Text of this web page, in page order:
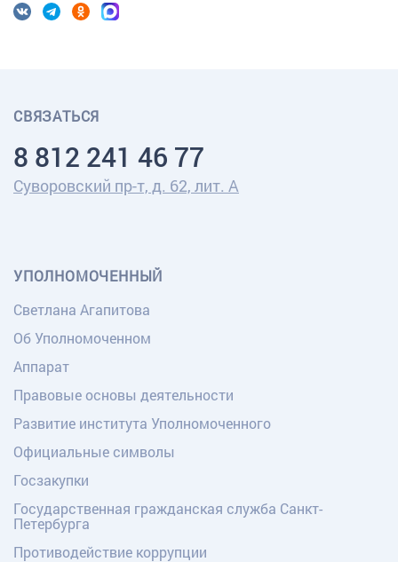
СВЯЗАТЬСЯ
8 812 241 46 77
Суворовский пр-т, д. 62, лит. А
УПОЛНОМОЧЕННЫЙ
Светлана Агапитова
Об Уполномоченном
Аппарат
Правовые основы деятельности
Развитие института Уполномоченного
Официальные символы
Госзакупки
Государственная гражданская служба Санкт-
Петербурга
Противодействие коррупции